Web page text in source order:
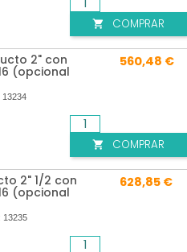
 COMPRAR
2" con
(opcional
13234
560,48 €
 COMPRAR
2" 1/2 con
(opcional
13235
628,85 €